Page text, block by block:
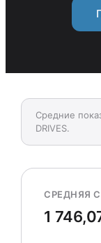
Средние
DRIVES.
СРЕДНЯЯ
1